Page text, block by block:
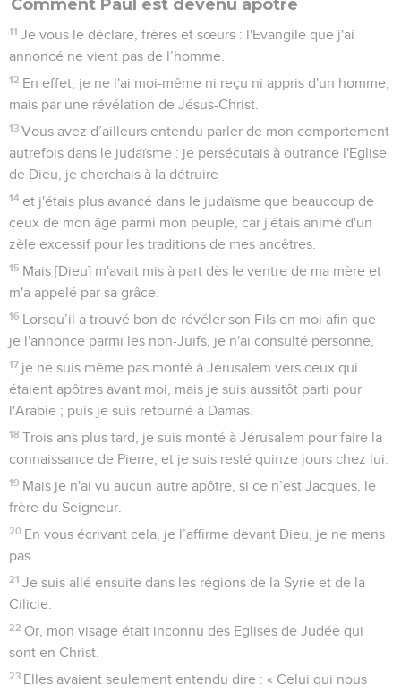
Comment Paul est devenu apôtre
11 Je vous le déclare, frères et sœurs : l'Evangile que j'ai
annoncé ne vient pas de l’homme.
12 En effet, je ne l'ai moi-même ni reçu ni appris d'un homme,
mais par une révélation de Jésus-Christ.
13 Vous avez d’ailleurs entendu parler de mon comportement
autrefois dans le judaïsme : je persécutais à outrance l'Eglise
de Dieu, je cherchais à la détruire
14 et j'étais plus avancé dans le judaïsme que beaucoup de
ceux de mon âge parmi mon peuple, car j'étais animé d'un
zèle excessif pour les traditions de mes ancêtres.
15 Mais [Dieu] m'avait mis à part dès le ventre de ma mère et
m'a appelé par sa grâce.
16 Lorsqu’il a trouvé bon de révéler son Fils en moi afin que
je l'annonce parmi les non-Juifs, je n'ai consulté personne,
17 je ne suis même pas monté à Jérusalem vers ceux qui
étaient apôtres avant moi, mais je suis aussitôt parti pour
l'Arabie ; puis je suis retourné à Damas.
18 Trois ans plus tard, je suis monté à Jérusalem pour faire la
connaissance de Pierre, et je suis resté quinze jours chez lui.
19 Mais je n'ai vu aucun autre apôtre, si ce n’est Jacques, le
frère du Seigneur.
20 En vous écrivant cela, je l’affirme devant Dieu, je ne mens
pas.
21 Je suis allé ensuite dans les régions de la Syrie et de la
Cilicie.
22 Or, mon visage était inconnu des Eglises de Judée qui
sont en Christ.
23 Elles avaient seulement entendu dire : « Celui qui nous